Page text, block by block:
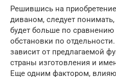
Решившись на
диваном, следует понимать,
будет больше по сравнению
обстановки по
зависит от предлагаемой
страны изготовления и
Еще одним фактором,